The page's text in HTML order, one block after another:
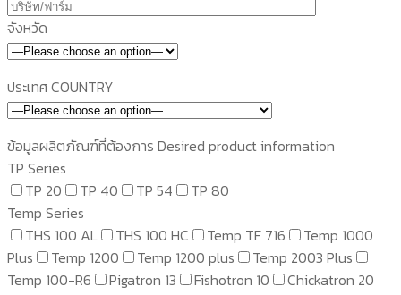
จังหวัด
ประเทศ COUNTRY
ข้อมูลผลิตภัณฑ์ที่ต้องการ Desired product information
TP Series
TP 20
TP 40 TP 54
TP 80
Temp Series
THS 100 AL
THS 100 HC Temp TF 716
Temp 1000
Plus
Temp 1200 Temp 1200 plus
Temp 2003 Plus
Temp 100-R6
Pigatron 13 Fishotron 10
Chickatron 20